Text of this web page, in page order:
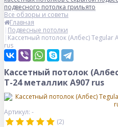
подвесного потолка грильято
Все обзоры и советы
Главная
Подвесные потолки
Кассетный потолок (Албес) Tegular
rus
Кассетный потолок
Т-24 металлик А907 rus
Артикул: -
(2)